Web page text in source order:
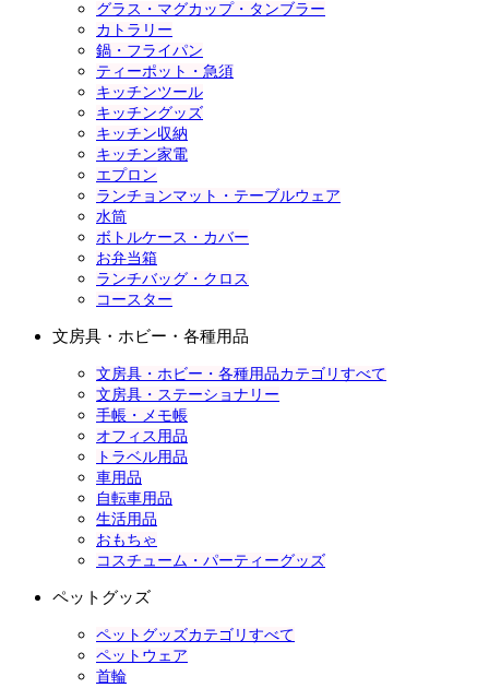
グラス・マグカップ・タンブラー
カトラリー
鍋・フライパン
ティーポット・急須
キッチンツール
キッチングッズ
キッチン収納
キッチン家電
エプロン
ランチョンマット・テーブルウェア
水筒
ボトルケース・カバー
お弁当箱
ランチバッグ・クロス
コースター
文房具・ホビー・各種用品
文房具・ホビー・各種用品カテゴリすべて
文房具・ステーショナリー
手帳・メモ帳
オフィス用品
トラベル用品
車用品
自転車用品
生活用品
おもちゃ
コスチューム・パーティーグッズ
ペットグッズ
ペットグッズカテゴリすべて
ペットウェア
首輪